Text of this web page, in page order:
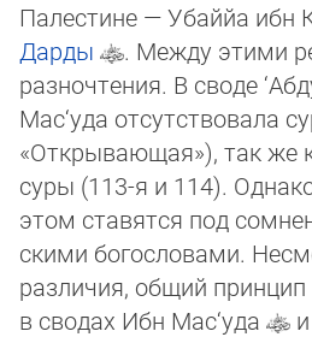
Палестине — Убаййа ибн
Дарды
. Между этими
разночтения. В своде
Мас‘уда отсутствовала
«От­кры­ваю­щая»), так же
суры (113-я и 114).
этом ставятся под
скими богословами.
различия, общий
в сводах Ибн Мас‘уда